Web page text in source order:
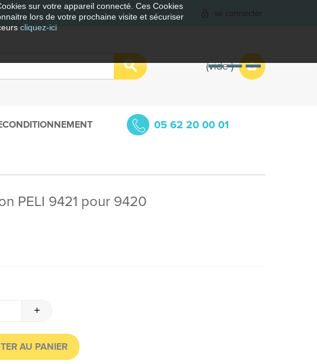
sur votre appareil connecté. Ces Cookies
lors de votre prochaine visite et sécuriser
cliquez-ici
se connecter
vide
05 62 20 00 01
PELI 9421 pour 9420
AU PANIER